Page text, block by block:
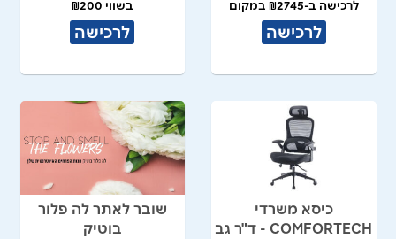
לרכישה ב-₪2745 במקום
₪5490
לרכישה
בשווי ₪200
לרכישה
כיסא משרדי
COMFORTECH - ד"ר גב
שובר לאתר לה פלור
בוטיק